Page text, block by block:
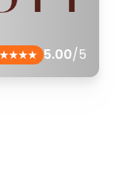
5.00/5